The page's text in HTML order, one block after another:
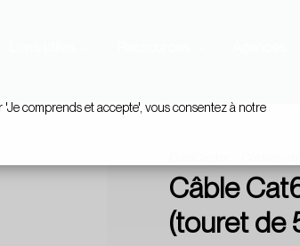
comprends et accepte', vous consentez à notre
Câble
(touret de